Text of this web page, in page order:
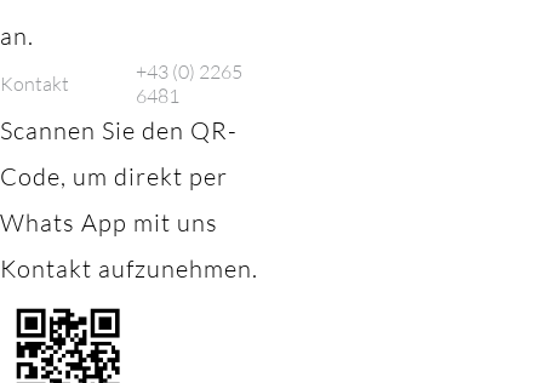
an.
Kontakt
+43 (0) 2265
6481
Scannen Sie den QR-
Code, um direkt per
Whats App mit uns
Kontakt aufzunehmen.